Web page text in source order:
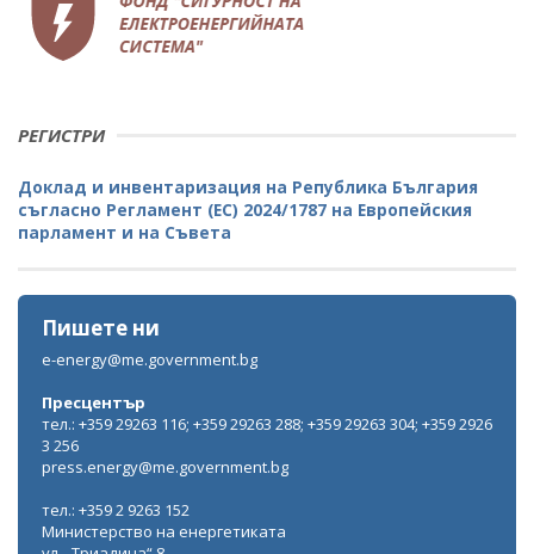
РЕГИСТРИ
Доклад и инвентаризация на Република България
съгласно Регламент (ЕС) 2024/1787 на Европейския
парламент и на Съвета
Пишете ни
e-energy@me.government.bg
Пресцентър
тел.: +359 29263 116; +359 29263 288; +359 29263 304; +359 2926
3 256
press.energy@me.government.bg
тел.: +359 2 9263 152
Министерство на енергетиката